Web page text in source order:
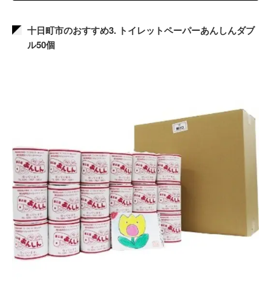
十日町市のおすすめ3. トイレットペーパーあんしんダブ
ル50個